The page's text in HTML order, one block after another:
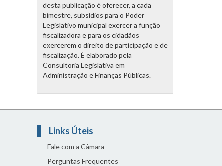
desta publicação é oferecer, a cada
bimestre, subsídios para o Poder
Legislativo municipal exercer a função
fiscalizadora e para os cidadãos
exercerem o direito de participação e de
fiscalização. É elaborado pela
Consultoria Legislativa em
Administração e Finanças Públicas.
Links Úteis
Fale com a Câmara
Perguntas Frequentes